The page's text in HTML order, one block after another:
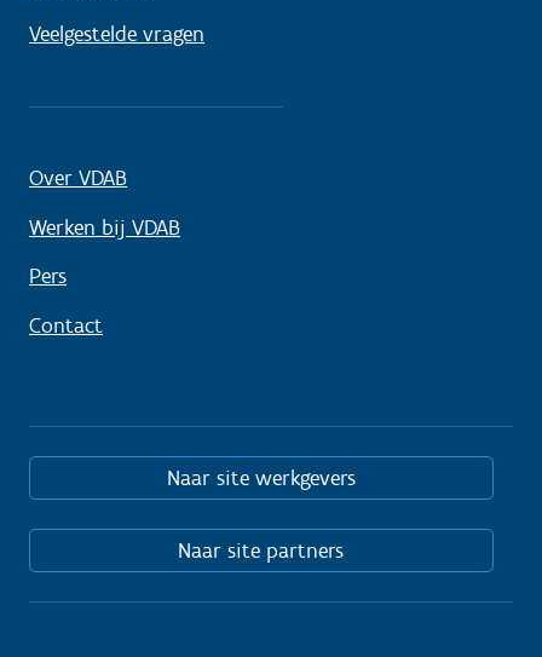
Veelgestelde vragen
Over VDAB
Werken bij VDAB
Pers
Contact
Naar site werkgevers
Naar site partners